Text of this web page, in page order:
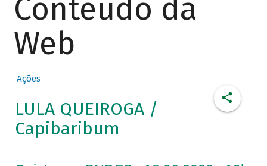
Conteúdo da
Web
Ações
LULA QUEIROGA /
Capibaribum